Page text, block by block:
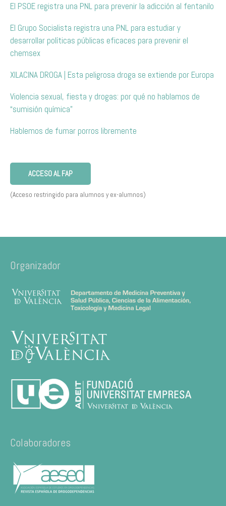
El PSOE registra una PNL para prevenir la adicción al fentanilo
El Grupo Socialista registra una PNL para estudiar y
desarrollar políticas públicas eficaces para prevenir el
chemsex
XILACINA DROGA | Esta peligrosa droga se extiende por Europa
Violencia sexual, fiesta y drogas: por qué no hablamos de
“sumisión química”
Hablemos de fumar porros libremente
ACCESO AL FAP
(Acceso restringido para alumnos y ex-alumnos)
Organizador
Colaboradores